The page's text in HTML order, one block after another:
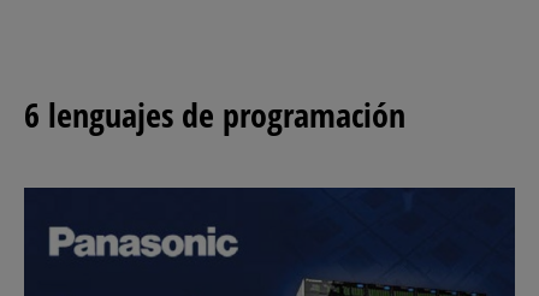
6 lenguajes de programación